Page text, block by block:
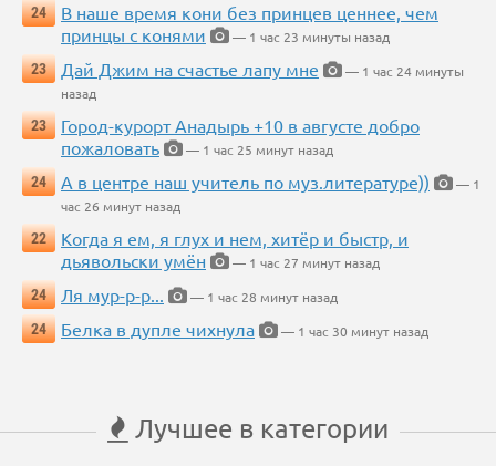
24
В наше время кони без принцев ценнее, чем
принцы с конями
— 1 час 23 минуты назад
23
Дай Джим на счастье лапу мне
— 1 час 24 минуты
назад
23
Город-курорт Анадырь +10 в августе добро
пожаловать
— 1 час 25 минут назад
24
А в центре наш учитель по муз.литературе))
— 1
час 26 минут назад
22
Когда я ем, я глух и нем, хитёр и быстр, и
дьявольски умён
— 1 час 27 минут назад
24
Ля мур-р-р...
— 1 час 28 минут назад
24
Белка в дупле чихнула — 1 час 30 минут назад
Лучшее в категории